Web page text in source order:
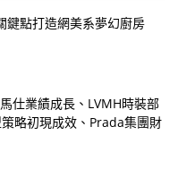
鍵點打造網美系夢幻廚房
仕業績成長、LVMH時裝部
略初現成效、Prada集團財